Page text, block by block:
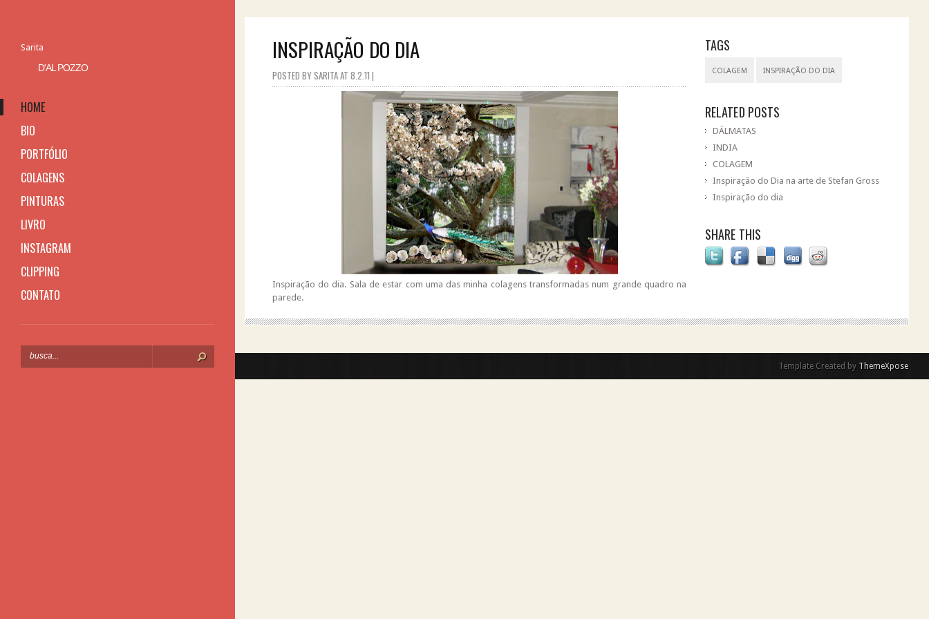
Sarita
D'AL POZZO
HOME
BIO
PORTFÓLIO
COLAGENS
PINTURAS
LIVRO
INSTAGRAM
CLIPPING
CONTATO
INSPIRAÇÃO DO DIA
POSTED BY SARITA AT 8.2.11 |
Inspiração do dia. Sala de estar com uma das minha colagens transformadas num grande quadro na
parede.
TAGS
COLAGEM INSPIRAÇÃO DO DIA
RELATED POSTS
DÁLMATAS
INDIA
COLAGEM
Inspiração do Dia na arte de Stefan Gross
Inspiração do dia
SHARE THIS
Template Created by ThemeXpose